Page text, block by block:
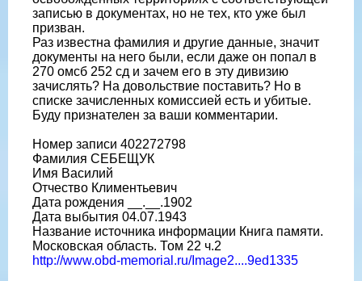
записью в документах, но не тех, кто уже был
призван.
Раз известна фамилия и другие данные, значит
документы на него были, если даже он попал в
270 омсб 252 сд и зачем его в эту дивизию
зачислять? На довольствие поставить? Но в
списке зачисленных комиссией есть и убитые.
Буду признателен за ваши комментарии.
Номер записи 402272798
Фамилия СЕБЕЩУК
Имя Василий
Отчество Климентьевич
Дата рождения __.__.1902
Дата выбытия 04.07.1943
Название источника информации Книга памяти.
Московская область. Том 22 ч.2
http://www.obd-memorial.ru/Image2....9ed1335